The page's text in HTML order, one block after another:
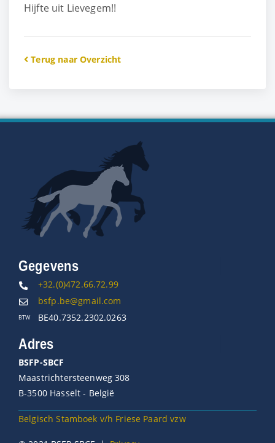
Hijfte uit Lievegem!!
Terug naar Overzicht
Gegevens
+32.(0)472.66.72.99
bsfp.be@gmail.com
BTW BE40.7352.2302.0263
Adres
BSFP-SBCF
Maastrichtersteenweg 308
B-3500 Hasselt - België
Belgisch Stamboek v/h Friese Paard vzw